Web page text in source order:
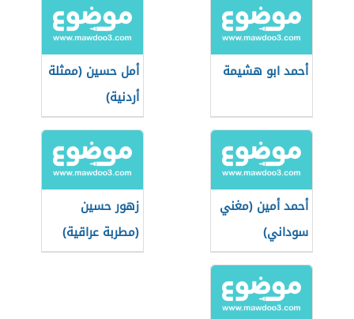
أحمد ابو هشيمة
أمل حسين (ممثلة
أردنية)
أحمد أمين (مغني
سوداني)
زهور حسين
(مطربة عراقية)